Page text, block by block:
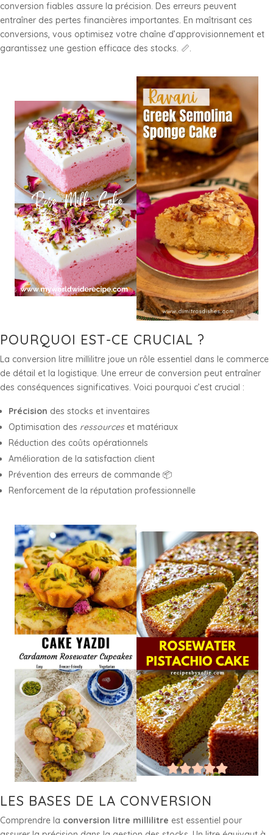
conversion fiables assure la précision. Des erreurs peuvent
entraîner des pertes financières importantes. En maîtrisant ces
conversions, vous optimisez votre chaîne d’approvisionnement et
garantissez une gestion efficace des stocks. 📏.
POURQUOI EST-CE CRUCIAL ?
La conversion litre millilitre joue un rôle essentiel dans le commerce
de détail et la logistique. Une erreur de conversion peut entraîner
des conséquences significatives. Voici pourquoi c’est crucial :
Précision des stocks et inventaires
Optimisation des ressourceset matériaux
Réduction des coûts opérationnels
Amélioration de la satisfaction client
Prévention des erreurs de commande 📦
Renforcement de la réputation professionnelle
LES BASES DE LA CONVERSION
Comprendre la conversion litre millilitre est essentiel pour